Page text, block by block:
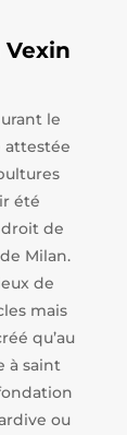
le
attestée
été
de
Milan.
de
mais
qu’au
à saint
ou